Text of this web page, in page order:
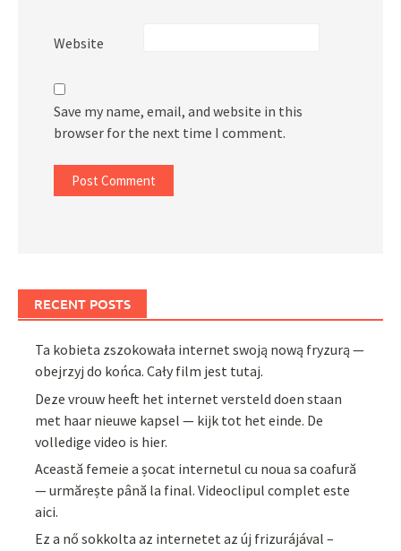
Website
Save my name, email, and website in this
browser for the next time I comment.
RECENT POSTS
Ta kobieta zszokowała internet swoją nową fryzurą —
obejrzyj do końca. Cały film jest tutaj.
Deze vrouw heeft het internet versteld doen staan
met haar nieuwe kapsel — kijk tot het einde. De
volledige video is hier.
Această femeie a șocat internetul cu noua sa coafură
— urmărește până la final. Videoclipul complet este
aici.
Ez a nő sokkolta az internetet az új frizurájával –